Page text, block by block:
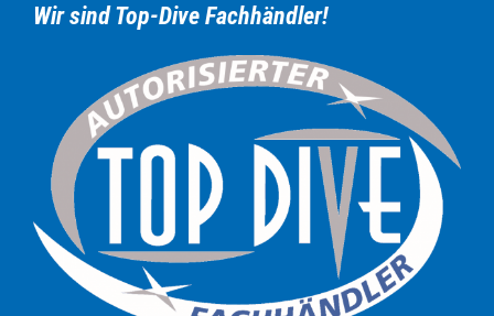
Wir sind Top-Dive Fachhändler!